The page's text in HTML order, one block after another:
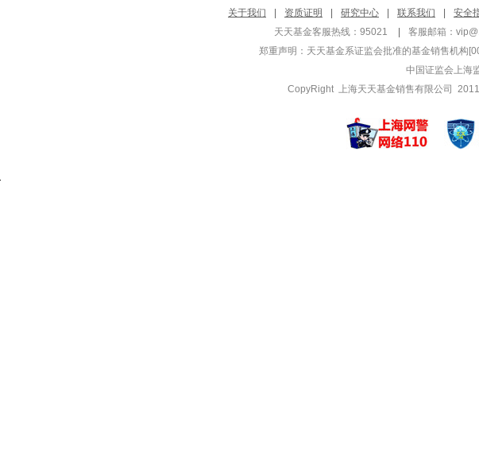
关于我们
资质证明 研究中心 联系我们 安全
天天基金客服热线：95021
客服邮箱：
郑重声明： 天天基金系证监会批准的基金销售机构
中国证监会上海
CopyRight 上海天天基金销售有限公司